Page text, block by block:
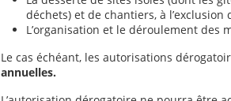
déchets) et de chantiers, à
L’organisation et le déroulement des
Le cas échéant, les autorisations
annuelles.